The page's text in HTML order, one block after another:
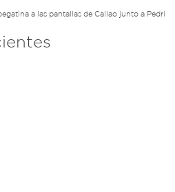
a las pantallas de Callao junto a Pedri